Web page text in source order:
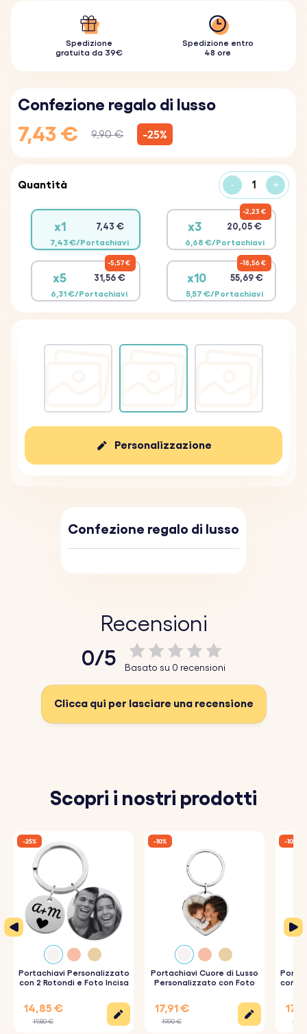
Spedizione
gratuita da 39€
Spedizione entro
48 ore
Confezione regalo di lusso
7,43 € 9,90 € -25%
Quantità - +
x1 7,43 €
7,43 €/Portachiavi
x3 20,05 €
6,68 €/Portachiavi
2,23 €
x5 31,56 €
6,31 €/Portachiavi
5,57 €
x10 55,69 €
5,57 €/Portachiavi
18,56 €
Personalizzazione
Confezione regalo di lusso
Recensioni
0/5 Basato su 0 recensioni
Clicca qui per lasciare una recensione
Scopri i nostri prodotti
Portachiavi Personalizzato
con 2 Rotondi e Foto Incisa
14,85 €
19,80 €
-25%
Portachiavi Cuore di Lusso
Personalizzato con Foto
17,91 €
19,90 €
-10%
con
-10%